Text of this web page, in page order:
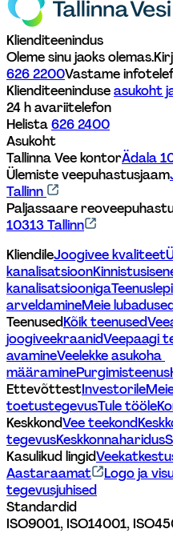
Klienditeenindus
Oleme sinu jaoks olemas.
626 2200Vastame
Klienditeeninduse asukoht
24 h avariitelefon
Helista 626 2400
Asukoht
Tallinna Vee kontorÄdala
Ülemiste veepuhastusjaam
Tallinn
Paljassaare
10313 Tallinn
KliendileJoogivee kvaliteet
kanalisatsioon
kanalisatsiooniga
arveldamineMeie
TeenusedKõik teenused
joogiveekraanidVeepaagi
avamineVeelekke asukoha
määraminePurgimisteenus
EttevõttestInvestorile
toetustegevusTule tööle
KeskkondVee teekond
tegevusKeskkonnaharidus
Kasulikud lingid
Aastaraamat
Logo ja
tegevusjuhised
Standardid
ISO9001, ISO14001,